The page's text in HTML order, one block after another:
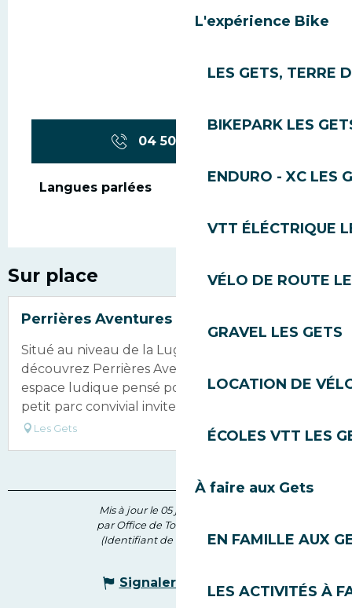
L'expérience Bike
LES GETS, TERRE
BIKEPARK LES
ENDURO - XC LES
VTT ÉLÉCTRIQUE
VÉLO DE ROUTE
GRAVEL LES GETS
LOCATION DE
ÉCOLES VTT LES
À faire aux Gets
EN FAMILLE AUX
LES ACTIVITÉS À
04 50 75 80
Langues parlées
Langues parlées
Sur place
Perrières Aventures
Situé au niveau de la Luge sur rails 4 saisons,
découvrez Perrières Aventures, un tout nouvel
espace ludique pensé pour toute la famille. Ce
petit parc convivial invite petits...
Les Gets
Mis à jour le 05 juin 2026 à 10:41
par Office de Tourisme des Gets
(Identifiant de l'offre : 7140173)
Signaler une erreur